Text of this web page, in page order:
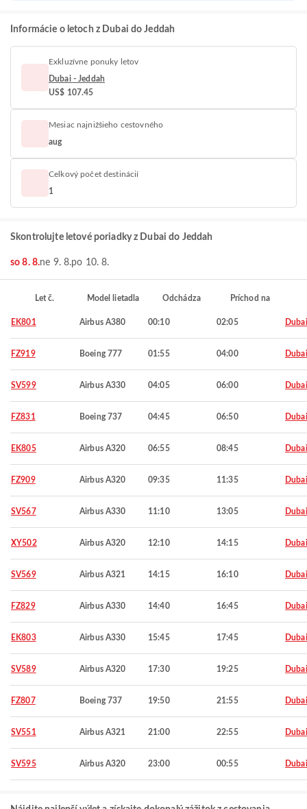
Informácie o letoch z Dubai do Jeddah
Exkluzívne ponuky letov
Dubai - Jeddah
US$ 107.45
Mesiac najnižšieho cestovného
aug
Celkový počet destinácií
1
Skontrolujte letové poriadky z Dubai do Jeddah
so 8. 8.ne 9. 8.po 10. 8.
Let č. Model lietadla Odchádza Príchod na
EK801 Airbus A380 00:10 02:05 Dubai
FZ919 Boeing 777 01:55 04:00 Dubai
SV599 Airbus A330 04:05 06:00 Dubai
FZ831 Boeing 737 04:45 06:50 Dubai
EK805 Airbus A320 06:55 08:45 Dubai
FZ909 Airbus A320 09:35 11:35 Dubai
SV567 Airbus A330 11:10 13:05 Dubai
XY502 Airbus A320 12:10 14:15 Dubai
SV569 Airbus A321 14:15 16:10 Dubai
FZ829 Airbus A330 14:40 16:45 Dubai
EK803 Airbus A330 15:45 17:45 Dubai
SV589 Airbus A320 17:30 19:25 Dubai
FZ807 Boeing 737 19:50 21:55 Dubai
SV551 Airbus A321 21:00 22:55 Dubai
SV595 Airbus A320 23:00 00:55 Dubai